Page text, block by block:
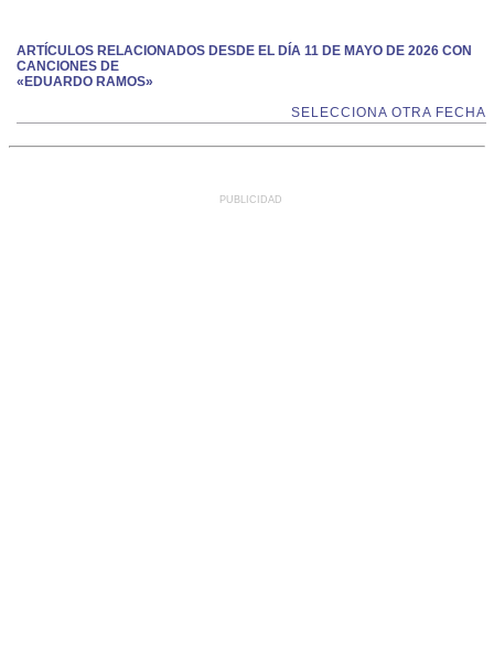
ARTÍCULOS RELACIONADOS DESDE EL DÍA 11 DE MAYO DE 2026 CON
CANCIONES DE
«EDUARDO RAMOS»
SELECCIONA OTRA FECHA
PUBLICIDAD